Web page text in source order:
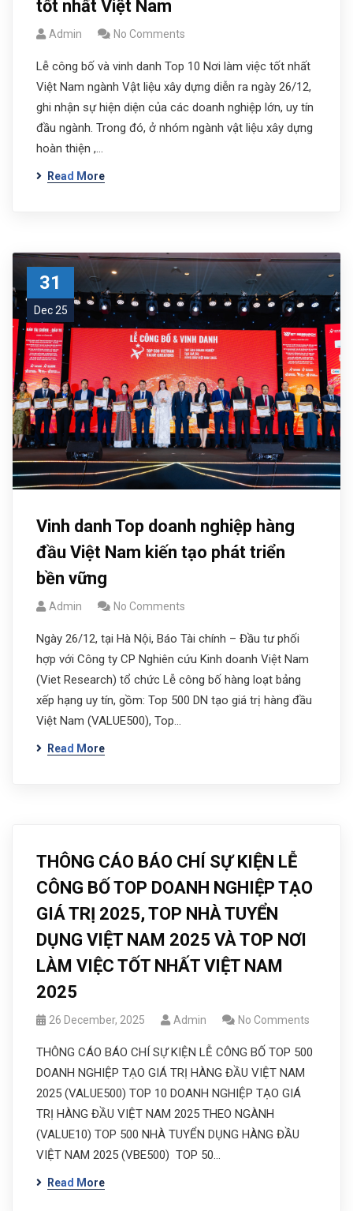
tốt nhất Việt Nam
Admin No Comments
Lễ công bố và vinh danh Top 10 Nơi làm việc tốt nhất
Việt Nam ngành Vật liệu xây dựng diễn ra ngày 26/12,
ghi nhận sự hiện diện của các doanh nghiệp lớn, uy tín
đầu ngành. Trong đó, ở nhóm ngành vật liệu xây dựng
hoàn thiện ,…
Read More
31
Dec 25
Vinh danh Top doanh nghiệp hàng
đầu Việt Nam kiến tạo phát triển
bền vững
Admin No Comments
Ngày 26/12, tại Hà Nội, Báo Tài chính – Đầu tư phối
hợp với Công ty CP Nghiên cứu Kinh doanh Việt Nam
(Viet Research) tổ chức Lễ công bố hàng loạt bảng
xếp hạng uy tín, gồm: Top 500 DN tạo giá trị hàng đầu
Việt Nam (VALUE500), Top…
Read More
THÔNG CÁO BÁO CHÍ SỰ KIỆN LỄ
CÔNG BỐ TOP DOANH NGHIỆP TẠO
GIÁ TRỊ 2025, TOP NHÀ TUYỂN
DỤNG VIỆT NAM 2025 VÀ TOP NƠI
LÀM VIỆC TỐT NHẤT VIỆT NAM
2025
26 December, 2025 Admin No Comments
THÔNG CÁO BÁO CHÍ SỰ KIỆN LỄ CÔNG BỐ TOP 500
DOANH NGHIỆP TẠO GIÁ TRỊ HÀNG ĐẦU VIỆT NAM
2025 (VALUE500) TOP 10 DOANH NGHIỆP TẠO GIÁ
TRỊ HÀNG ĐẦU VIỆT NAM 2025 THEO NGÀNH
(VALUE10) TOP 500 NHÀ TUYỂN DỤNG HÀNG ĐẦU
VIỆT NAM 2025 (VBE500) TOP 50…
Read More